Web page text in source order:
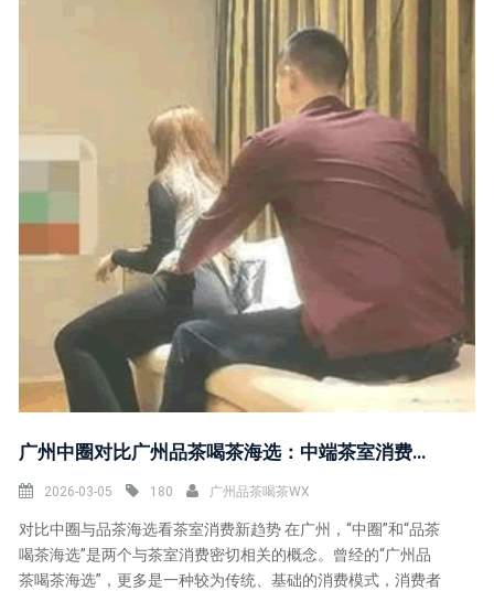
广州中圈对比广州品茶喝茶海选：中端茶室消费升级
2026-03-05 180 广州品茶喝茶WX
对比中圈与品茶海选看茶室消费新趋势 在广州，“中圈”和“品茶
喝茶海选”是两个与茶室消费密切相关的概念。曾经的“广州品
茶喝茶海选”，更多是一种较为传统、基础的消费模式，消费者